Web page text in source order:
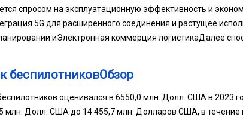
спросом на эксплуатационную эффективность и
5G для расширенного соединения и растущее
иЭлектронная коммерция логистикаДалее
беспилотниковОбзор
оценивался в 6550,0 млн. Долл. США в 2023
млн. Долл. США до 14 455,7 млн. Долларов США, в течение